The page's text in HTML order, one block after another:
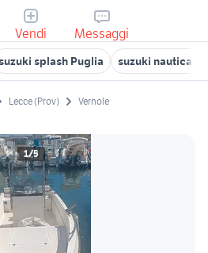
Vendi Messaggi
splash Puglia suzuki nautica
Lecce (Prov) Vernole
1/5